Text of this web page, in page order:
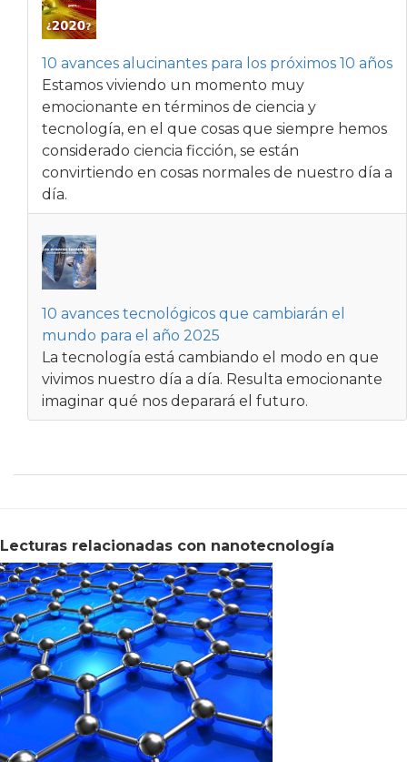
10 avances alucinantes para los próximos 10 años
Estamos viviendo un momento muy
emocionante en términos de ciencia y
tecnología, en el que cosas que siempre hemos
considerado ciencia ficción, se están
convirtiendo en cosas normales de nuestro día a
día.
10 avances tecnológicos que cambiarán el
mundo para el año 2025
La tecnología está cambiando el modo en que
vivimos nuestro día a día. Resulta emocionante
imaginar qué nos deparará el futuro.
Lecturas relacionadas con nanotecnología